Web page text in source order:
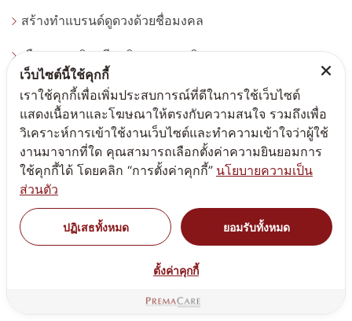
สร้างทำแบรนด์ดูดวงด้วยชื่อมงคล
เลือกสูตรผลิตครีมผลิตอาหารเสริม
จำหน่ายแคปซูลเปล่า
นัดหมายเข้ารับคำปรึกษา
กฎหมายต้องรู้สร้างแบรนด์ทำแบรนด์
บทความน่ารู้สร้างแบรนด์ ทำแบรนด์
โปรโมชั่นผลิตสร้างแบรนด์
เว็บไซต์นี้ใช้คุกกี้
เราใช้คุกกี้เพื่อเพิ่มประสบการณ์ที่ดีในการใช้เว็บไซต์
แสดงเนื้อหาและโฆษณาให้ตรงกับความสนใจ รวมถึงเพื่อ
วิเคราะห์การเข้าใช้งานเว็บไซต์และทำความเข้าใจว่าผู้ใช้
งานมาจากที่ใด คุณสามารถเลือกตั้งค่าความยินยอมการ
ใช้คุกกี้ได้ โดยคลิก “การตั้งค่าคุกกี้” นโยบายความเป็น
ส่วนตัว
ปฏิเสธทั้งหมด ยอมรับทั้งหมด
ตั้งค่าคุกกี้